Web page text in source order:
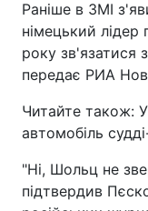
Раніше в ЗМІ
німецький
року зв'язатися
передає РИА
Читайте також:
автомобіль
"Ні, Шольц не
підтвердив